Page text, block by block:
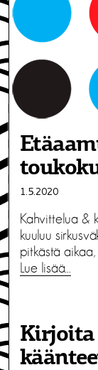
1.5.2020
Kahvittelua &
kuuluu
pitkästä aikaa,
Lue lisää…